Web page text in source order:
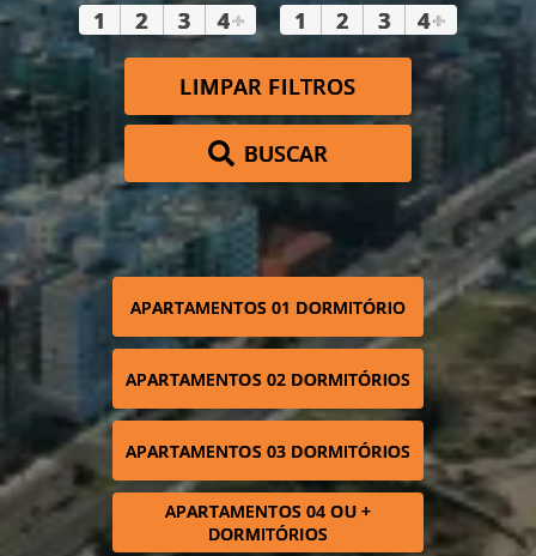
1 2 3 4+ 1 2 3 4+
LIMPAR FILTROS
BUSCAR
APARTAMENTOS 01 DORMITÓRIO
APARTAMENTOS 02 DORMITÓRIOS
APARTAMENTOS 03 DORMITÓRIOS
APARTAMENTOS 04 OU +
DORMITÓRIOS